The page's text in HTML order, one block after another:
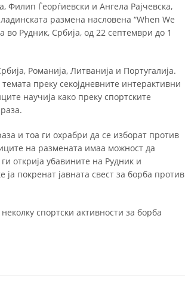
Филип Ѓеорѓиевски и Ангела Рајчевска,
размена насловена “When We
Рудник, Србија, од 22 септември до 1
Романија, Литванија и Португалија.
преку секојдневните интерактивни
научија како преку спортските
и тоа ги охрабри да се изборат против
на размената имаа можност да
открија убавините на Рудник и
покренат јавната свест за борба против
спортски активности за борба